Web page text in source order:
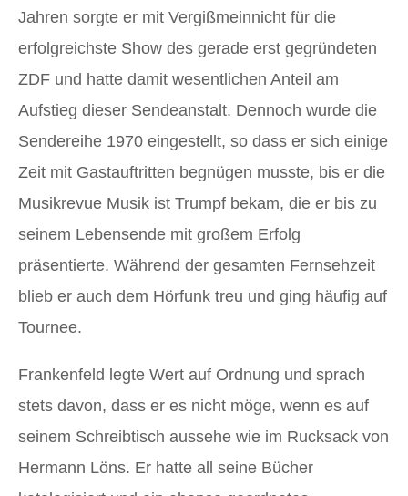
Jahren sorgte er mit Vergißmeinnicht für die
erfolgreichste Show des gerade erst gegründeten
ZDF und hatte damit wesentlichen Anteil am
Aufstieg dieser Sendeanstalt. Dennoch wurde die
Sendereihe 1970 eingestellt, so dass er sich einige
Zeit mit Gastauftritten begnügen musste, bis er die
Musikrevue Musik ist Trumpf bekam, die er bis zu
seinem Lebensende mit großem Erfolg
präsentierte. Während der gesamten Fernsehzeit
blieb er auch dem Hörfunk treu und ging häufig auf
Tournee.
Frankenfeld legte Wert auf Ordnung und sprach
stets davon, dass er es nicht möge, wenn es auf
seinem Schreibtisch aussehe wie im Rucksack von
Hermann Löns. Er hatte all seine Bücher